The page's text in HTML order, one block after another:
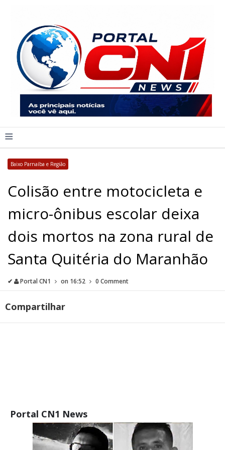
≡
Baixo Parnaíba e Região
Colisão entre motocicleta e
micro-ônibus escolar deixa
dois mortos na zona rural de
Santa Quitéria do Maranhão
✔ Portal CN1 on 16:52 0 Comment
Compartilhar
Portal CN1 News